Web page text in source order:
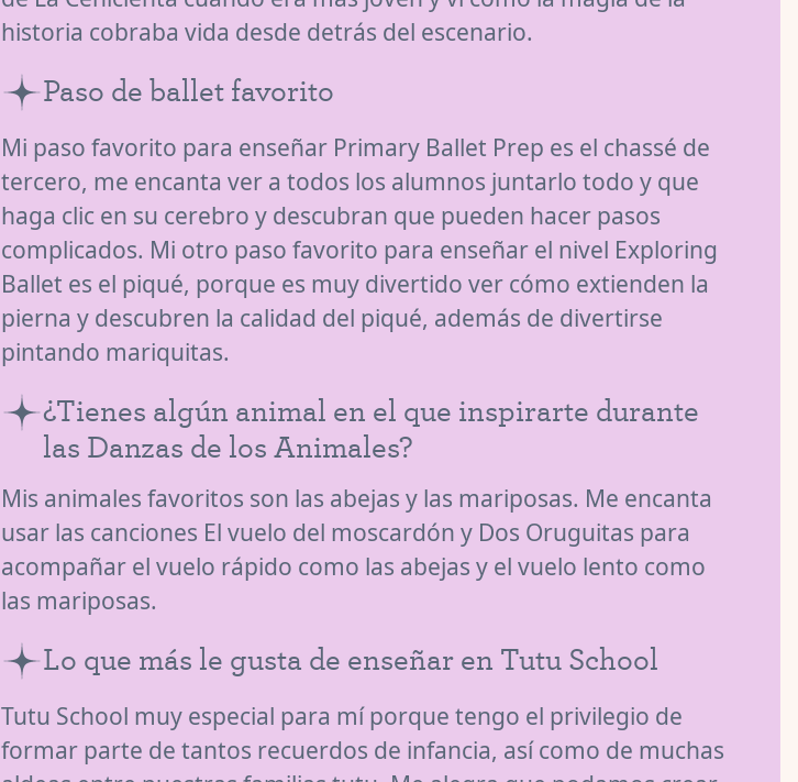
historia cobraba vida desde detrás del escenario.
Paso de ballet favorito
Mi paso favorito para enseñar Primary Ballet Prep es el chassé de
tercero, me encanta ver a todos los alumnos juntarlo todo y que
haga clic en su cerebro y descubran que pueden hacer pasos
complicados. Mi otro paso favorito para enseñar el nivel Exploring
Ballet es el piqué, porque es muy divertido ver cómo extienden la
pierna y descubren la calidad del piqué, además de divertirse
pintando mariquitas.
¿Tienes algún animal en el que inspirarte durante
las Danzas de los Animales?
Mis animales favoritos son las abejas y las mariposas. Me encanta
usar las canciones El vuelo del moscardón y Dos Oruguitas para
acompañar el vuelo rápido como las abejas y el vuelo lento como
las mariposas.
Lo que más le gusta de enseñar en Tutu School
Tutu School muy especial para mí porque tengo el privilegio de
formar parte de tantos recuerdos de infancia, así como de muchas